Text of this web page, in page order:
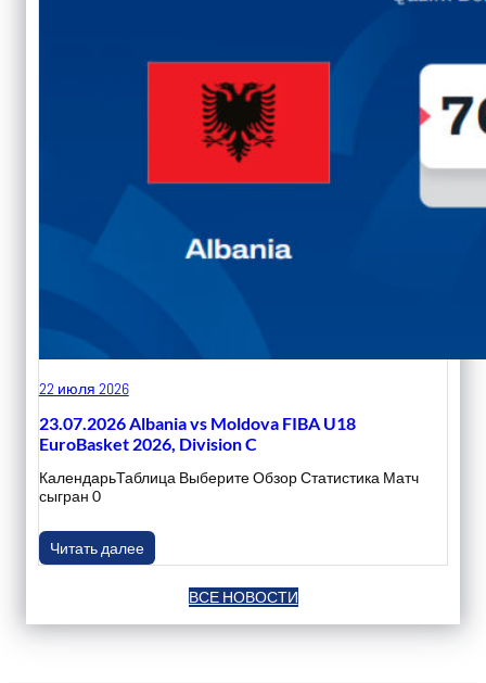
22 июля 2026
23.07.2026 Albania vs Moldova FIBA U18
EuroBasket 2026, Division C
КалендарьТаблица Выберите Обзор Статистика Матч
сыгран 0
Читать далее
ВСЕ НОВОСТИ